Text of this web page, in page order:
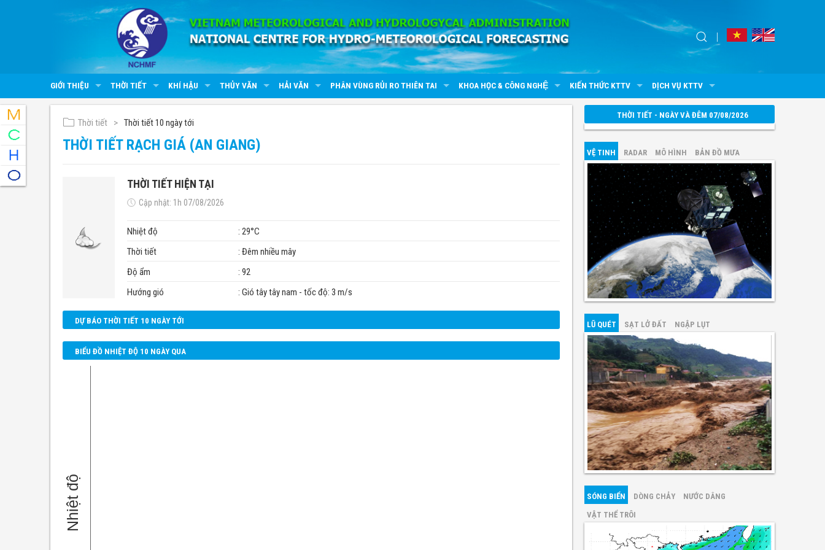
GIỚI THIỆU THỜI TIẾT KHÍ HẬU THỦY VĂN HẢI VĂN PHÂN VÙNG RỦI RO THIÊN TAI KHOA HỌC & CÔNG NGHỆ KIẾN THỨC KTTV DỊCH VỤ KTTV
Thời tiết Thời tiết 10 ngày tới
THỜI TIẾT RẠCH GIÁ (AN GIANG)
THỜI TIẾT HIỆN TẠI
Cập nhật: 1h 07/08/2026
Nhiệt độ
: 29°C
Thời tiết
: Đêm nhiều mây
Độ ẩm
: 92
Hướng gió
: Gió tây tây nam - tốc độ: 3 m/s
DỰ BÁO THỜI TIẾT 10 NGÀY TỚI
BIỂU ĐỒ NHIỆT ĐỘ 10 NGÀY QUA
THỜI TIẾT - NGÀY VÀ ĐÊM 07/08/2026
VỆ TINH RADAR MÔ HÌNH BẢN ĐỒ MƯA
LŨ QUÉT SẠT LỞ ĐẤT NGẬP LỤT
SÓNG BIỂN DÒNG CHẢY
NƯỚC DÂNG
VẬT THỂ TRÔI